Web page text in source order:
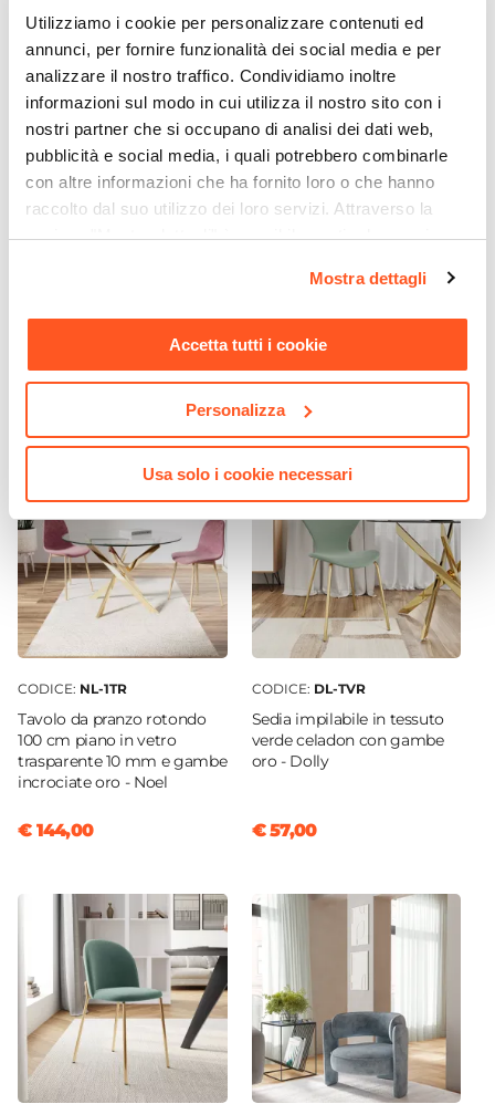
Utilizziamo i cookie per personalizzare contenuti ed
annunci, per fornire funzionalità dei social media e per
analizzare il nostro traffico. Condividiamo inoltre
informazioni sul modo in cui utilizza il nostro sito con i
nostri partner che si occupano di analisi dei dati web,
pubblicità e social media, i quali potrebbero combinarle
con altre informazioni che ha fornito loro o che hanno
raccolto dal suo utilizzo dei loro servizi. Attraverso la
sezione "Mostra dettagli" è possibile gestire le proprie
momento. Per maggiori informazioni si invita a leggere la
nostraCookie Policy.
Mostra dettagli
Accetta tutti i cookie
Personalizza
Usa solo i cookie necessari
CODICE:GW-M3H
opaco cannettato e gambe
€ 160,00
CODICE:CIT-189
Tavolo rettangolare 180x90
cm vetro temperato - City
€ 285,00
CODICE: NL-1TR
Tavolo da pranzo rotondo
100 cm piano in vetro
trasparente 10 mm e gambe
incrociate oro - Noel
€ 144,00
CODICE: DL-TVR
Sedia impilabile in tessuto
verde celadon con gambe
oro - Dolly
€ 57,00